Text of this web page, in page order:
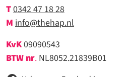
T0342 47 18 28
M info@thehap.nl
KvK09090543
BTW nr. NL8052.21839B01